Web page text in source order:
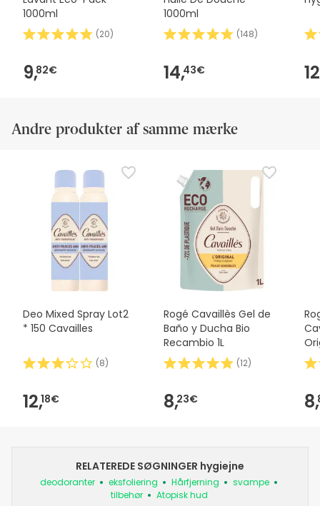
1000ml
(20)
9,82€
1000ml
(148)
14,43€
Andre produkter af samme mærke
Deo Mixed Spray Lot2
* 150 Cavailles
(8)
12,18€
Rogé Cavaillès Gel de
Baño y Ducha Bio
Recambio 1L
(12)
8,23€ 8,
RELATEREDE SØGNINGER hygiejne
deodoranter eksfoliering Hårfjerning
svampe
tilbehør
Atopisk hud